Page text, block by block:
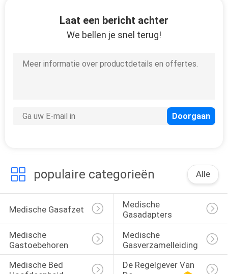
zuurstofdebietmeter
Luchtbevochtiger
Luchtbevochtiger
Medische
Debietmeters
1
Laat een bericht achter
We bellen je snel terug!
populaire categorieën Alle
Medische Gasafzet
Medische
Gasadapters
Medische
Gastoebehoren
Medische
Gasverzamelleiding
Medische Bed
De Regelgever Van